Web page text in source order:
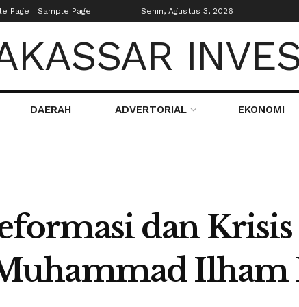
Page Sample Page Senin, Agustus 3, 2026
DAERAH ADVERTORIAL EKONOMI
dan Krisis